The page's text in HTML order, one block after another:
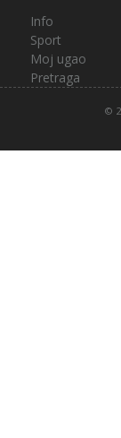
Info
Sport
Moj ugao
Pretraga
©